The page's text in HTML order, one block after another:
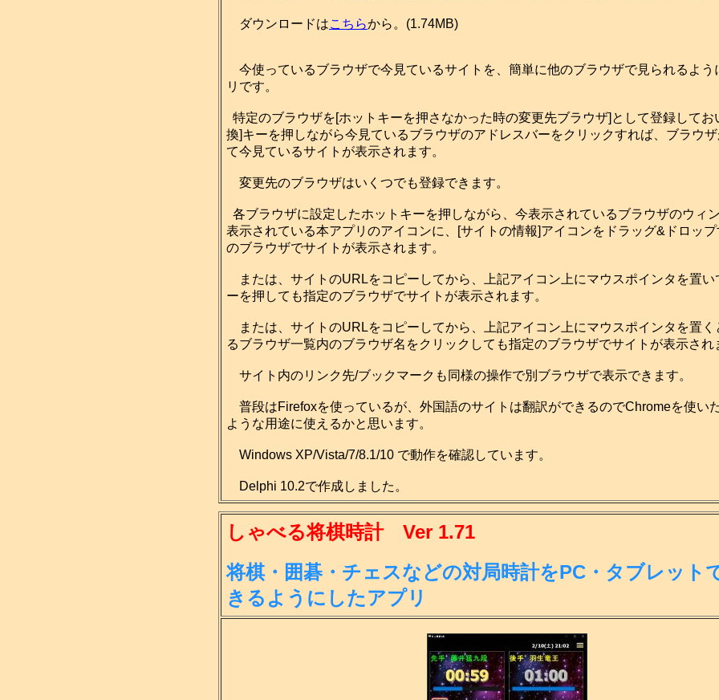
ダウンロードはこちらから。(1.74MB)
今使っているブラウザで今見ているサイトを、簡単に他のブラウザで見られるよう
リです。
特定のブラウザを[ホットキーを押さなかった時の変更先ブラウザ]として登録してお
換]キーを押しながら今見ているブラウザのアドレスバーをクリックすれば、ブラウ
て今見ているサイトが表示されます。
変更先のブラウザはいくつでも登録できます。
各ブラウザに設定したホットキーを押しながら、今表示されているブラウザのウィ
表示されている本アプリのアイコンに、[サイトの情報]アイコンをドラッグ&ドロッ
のブラウザでサイトが表示されます。
または、サイトのURLをコピーしてから、上記アイコン上にマウスポインタを置い
ーを押しても指定のブラウザでサイトが表示されます。
または、サイトのURLをコピーしてから、上記アイコン上にマウスポインタを置く
るブラウザ一覧内のブラウザ名をクリックしても指定のブラウザでサイトが表示され
サイト内のリンク先/ブックマークも同様の操作で別ブラウザで表示できます。
普段はFirefoxを使っているが、外国語のサイトは翻訳ができるのでChromeを使い
ような用途に使えるかと思います。
Windows XP/Vista/7/8.1/10 で動作を確認しています。
Delphi 10.2で作成しました。
しゃべる将棋時計 Ver 1.71
将棋・囲碁・チェスなどの対局時計をPC・タブレット
きる ようにしたアプリ